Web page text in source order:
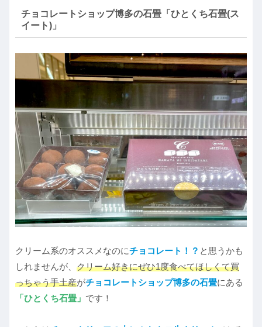
チョコレートショップ博多の石畳「ひとくち石畳(ス
イート)」
クリーム系のオススメなのにチョコレート！？ と思うかも
しれませんが、 クリーム好きにぜひ1度食べてほしくて買
っちゃう手土産がチョコレートショップ博多の石畳にある
「ひとくち石畳」 です！